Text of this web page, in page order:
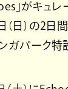
」がキュ
（日）の2
ガパーク特